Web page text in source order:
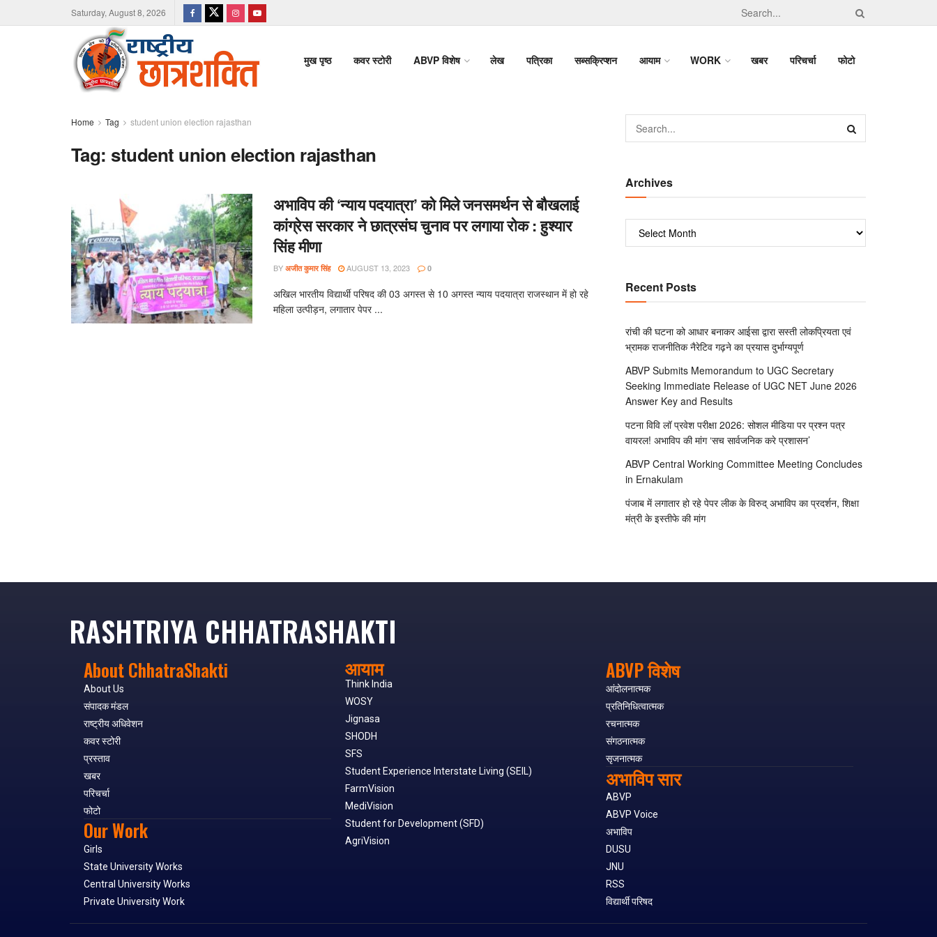
Saturday, August 8, 2026
मुख पृष्ठ कवर स्टोरी ABVP विशेष लेख पत्रिका सब्सक्रिप्शन आयाम WORK खबर परिचर्चा फोटो
Home Tag student union election rajasthan
Tag: student union election rajasthan
अभाविप की ‘न्याय पदयात्रा’ को मिले जनसमर्थन से बौखलाई
कांग्रेस सरकार ने छात्रसंघ चुनाव पर लगाया रोक : हुश्यार
सिंह मीणा
BY अजीत कुमार सिंह AUGUST 13, 2023 0
अखिल भारतीय विद्यार्थी परिषद की 03 अगस्त से 10 अगस्त न्याय पदयात्रा राजस्थान में हो रहे
महिला उत्पीड़न, लगातार पेपर ...
Archives
Recent Posts
रांची की घटना को आधार बनाकर आईसा द्वारा सस्ती लोकप्रियता एवं
भ्रामक राजनीतिक नैरेटिव गढ़ने का प्रयास दुर्भाग्यपूर्ण
ABVP Submits Memorandum to UGC Secretary
Seeking Immediate Release of UGC NET June 2026
Answer Key and Results
पटना विवि लॉ प्रवेश परीक्षा 2026: सोशल मीडिया पर प्रश्न पत्र
वायरल! अभाविप की मांग ‘सच सार्वजनिक करे प्रशासन’
ABVP Central Working Committee Meeting Concludes
in Ernakulam
पंजाब में लगातार हो रहे पेपर लीक के विरुद् अभाविप का प्रदर्शन, शिक्षा
मंत्री के इस्तीफे की मांग
RASHTRIYA CHHATRASHAKTI
About ChhatraShakti
About Us
संपादक मंडल
राष्ट्रीय अधिवेशन
कवर स्टोरी
प्रस्ताव
खबर
परिचर्चा
फोटो
Our Work
Girls
State University Works
Central University Works
Private University Work
आयाम
Think India
WOSY
Jignasa
SHODH
SFS
Student Experience Interstate Living (SEIL)
FarmVision
MediVision
Student for Development (SFD)
AgriVision
ABVP विशेष
आंदोलनात्मक
प्रतिनिधित्वात्मक
रचनात्मक
संगठनात्मक
सृजनात्मक
अभाविप सार
ABVP
ABVP Voice
अभाविप
DUSU
JNU
RSS
विद्यार्थी परिषद